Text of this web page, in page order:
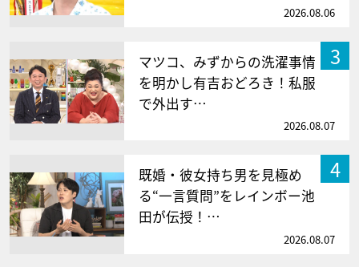
2026.08.06
3
マツコ、みずからの洗濯事情
を明かし有吉おどろき！私服
で外出す…
2026.08.07
4
既婚・彼女持ち男を見極め
る“一言質問”をレインボー池
田が伝授！…
2026.08.07